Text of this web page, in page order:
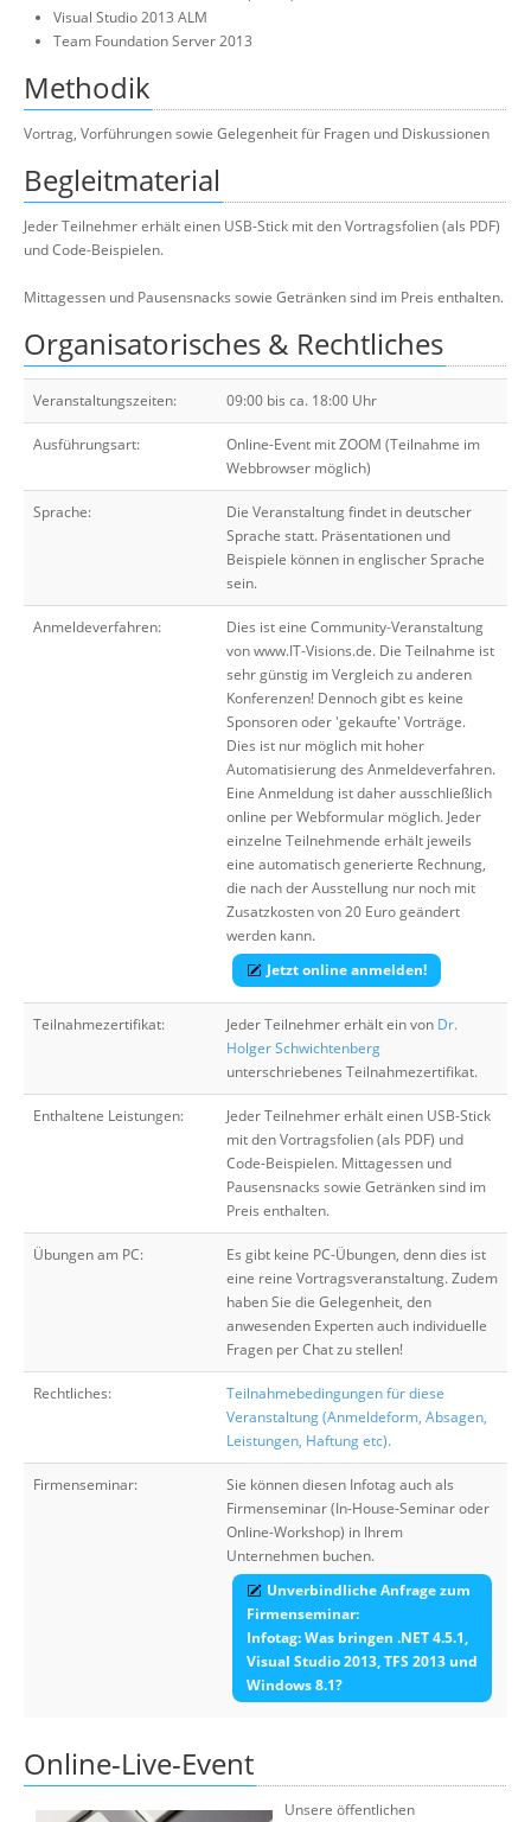
Visual Studio 2013 ALM
Team Foundation Server 2013
Methodik
Vortrag, Vorführungen sowie Gelegenheit für Fragen und Diskussionen
Begleitmaterial
Jeder Teilnehmer erhält einen USB-Stick mit den Vortragsfolien (als PDF)
und Code-Beispielen.
Mittagessen und Pausensnacks sowie Getränken sind im Preis enthalten.
Organisatorisches & Rechtliches
Veranstaltungszeiten: 09:00 bis ca. 18:00 Uhr
Ausführungsart:
Online-Event mit ZOOM (Teilnahme im
Webbrowser möglich)
Sprache:
Die Veranstaltung findet in deutscher
Sprache statt. Präsentationen und
Beispiele können in englischer Sprache
sein.
Anmeldeverfahren:
Dies ist eine Community-Veranstaltung
von www.IT-Visions.de. Die Teilnahme ist
sehr günstig im Vergleich zu anderen
Konferenzen! Dennoch gibt es keine
Sponsoren oder 'gekaufte' Vorträge.
Dies ist nur möglich mit hoher
Automatisierung des Anmeldeverfahren.
Eine Anmeldung ist daher ausschließlich
online per Webformular möglich. Jeder
einzelne Teilnehmende erhält jeweils
eine automatisch generierte Rechnung,
die nach der Ausstellung nur noch mit
Zusatzkosten von 20 Euro geändert
werden kann.
Jetzt online anmelden!
Teilnahmezertifikat: Jeder Teilnehmer erhält ein von Dr.
Holger Schwichtenberg
unterschriebenes Teilnahmezertifikat.
Enthaltene Leistungen:
Jeder Teilnehmer erhält einen USB-Stick
mit den Vortragsfolien (als PDF) und
Code-Beispielen. Mittagessen und
Pausensnacks sowie Getränken sind im
Preis enthalten.
Übungen am PC:
Es gibt keine PC-Übungen, denn dies ist
eine reine Vortragsveranstaltung. Zudem
haben Sie die Gelegenheit, den
anwesenden Experten auch individuelle
Fragen per Chat zu stellen!
Rechtliches:
Teilnahmebedingungen für diese
Veranstaltung (Anmeldeform, Absagen,
Leistungen, Haftung etc).
Firmenseminar:
Sie können diesen Infotag auch als
Firmenseminar (In-House-Seminar oder
Online-Workshop) in Ihrem
Unternehmen buchen.
Unverbindliche Anfrage zum
Firmenseminar:
Infotag: Was bringen .NET 4.5.1,
Visual Studio 2013, TFS 2013 und
Windows 8.1?
Online-Live-Event
Unsere öffentlichen